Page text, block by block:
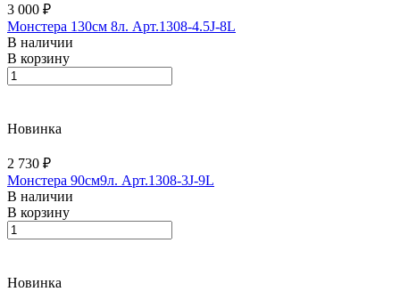
3 000 ₽
Монстера 130см 8л. Арт.1308-4.5J-8L
В наличии
В корзину
Новинка
2 730 ₽
Монстера 90см9л. Арт.1308-3J-9L
В наличии
В корзину
Новинка